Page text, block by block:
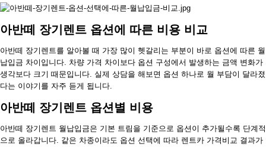
아반떼 장기렌트 옵션에 따른 비용 비교
아반떼 장기렌트를 알아볼 때 가장 많이 헷갈리는 부분이 바로 옵션에 따른 월
납입금 차이입니다. 차량 가격 차이보다 옵션 구성에서 발생하는 금액 변화가
생각보다 크기 때문입니다. 실제 상담을 해보면 옵션 하나로 월 부담이 달라졌
다는 이야기를 자주 듣게 됩니다.
아반떼 장기렌트 옵션별 비용
아반떼 장기렌트 월납입금은 기본 트림을 기준으로 옵션이 추가될수록 단계적
으로 올라갑니다. 같은 차종이라도 옵션 선택에 따라 렌트카 가격비교 결과가